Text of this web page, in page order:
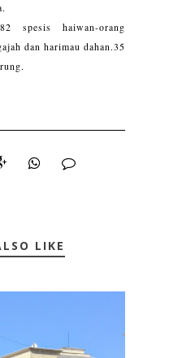
spesis haiwan-orang
dan harimau dahan.35
LIKE